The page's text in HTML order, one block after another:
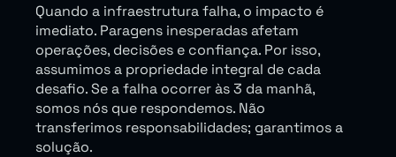
Quando a infraestrutura falha, o impacto é
imediato. Paragens inesperadas afetam
operações, decisões e confiança. Por isso,
assumimos a propriedade integral de cada
desafio. Se a falha ocorrer às 3 da manhã,
somos nós que respondemos. Não
transferimos responsabilidades; garantimos a
solução.